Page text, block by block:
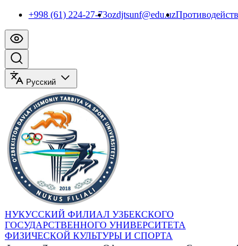
+998 (61) 224-27-73ozdjtsunf@edu.uz
Русский
НУКУССКИЙ ФИЛИАЛ УЗБЕКСКОГО
ГОСУДАРСТВЕННОГО УНИВЕРСИТЕТА
ФИЗИЧЕСКОЙ КУЛЬТУРЫ И СПОРТА